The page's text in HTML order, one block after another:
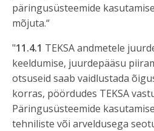
päringusüsteemide
mõjuta.“
"11.4.1 TEKSA andmetele
keeldumise, juurdepääsu
otsuseid saab vaidlustada
korras, pöördudes TEKSA
Päringusüsteemide
tehniliste või arveldusega